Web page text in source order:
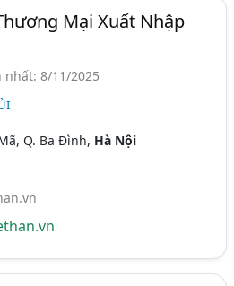
Mại Xuất Nhập
nhất: 8/11/2025
Q. Ba Đình, Hà Nội